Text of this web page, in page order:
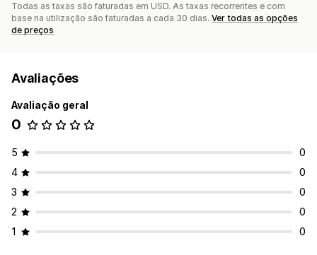
Todas as taxas são faturadas em USD. As taxas recorrentes e com
base na utilização são faturadas a cada 30 dias. Ver todas as opções
de preços
Avaliações
Avaliação geral
0
5
0
4
0
3
0
2
0
1
0